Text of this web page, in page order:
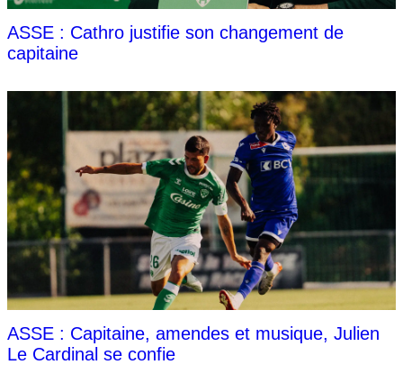
ASSE : Cathro justifie son changement de
capitaine
ASSE : Capitaine, amendes et musique, Julien
Le Cardinal se confie